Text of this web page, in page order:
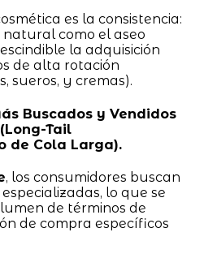
es la consistencia:
como el aseo
la adquisición
de alta rotación
sueros, y cremas).
Buscados y Vendidos
Tail
de Cola Larga).
, los consumidores buscan
lo que se
de términos de
de compra específicos